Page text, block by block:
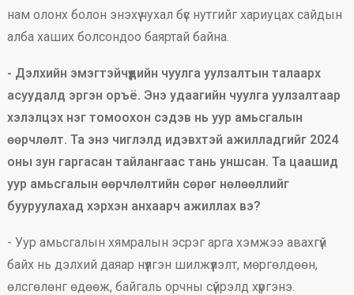
нам олонх болон энэхүү чухал бүс нутгийг хариуцах сайдын
алба хаших болсондоо баяртай байна.
- Дэлхийн эмэгтэйчүүдийн чуулга уулзалтын талаарх
асуудалд эргэн оръё. Энэ удаагийн чуулга уулзалтаар
хэлэлцэх нэг томоохон сэдэв нь уур амьсгалын
өөрчлөлт. Та энэ чиглэлд идэвхтэй ажилладгийг 2024
оны зун гаргасан тайлангаас тань уншсан. Та цаашид
уур амьсгалын өөрчлөлтийн сөрөг нөлөөллийг
бууруулахад хэрхэн анхаарч ажиллах вэ?
- Уур амьсгалын хямралын эсрэг арга хэмжээ авахгүй
байх нь дэлхий даяар нүүлгэн шилжүүлэлт, мөргөлдөөн,
өлсгөлөнг өдөөж, байгаль орчны сүйрэлд хүргэнэ.